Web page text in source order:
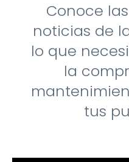
Conoce
noticias de
lo que
la
tus